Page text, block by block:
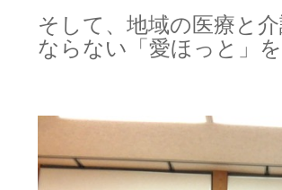
そして、地域の医療と
ならない「愛ほっと」